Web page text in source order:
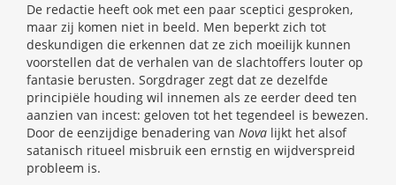
De redactie heeft ook met een paar sceptici gesproken,
maar zij komen niet in beeld. Men beperkt zich tot
deskundigen die erkennen dat ze zich moeilijk kunnen
voorstellen dat de verhalen van de slachtoffers louter op
fantasie berusten. Sorgdrager zegt dat ze dezelfde
principiële houding wil innemen als ze eerder deed ten
aanzien van incest: geloven tot het tegendeel is bewezen.
Door de eenzijdige benadering van Nova lijkt het alsof
satanisch ritueel misbruik een ernstig en wijdverspreid
probleem is.